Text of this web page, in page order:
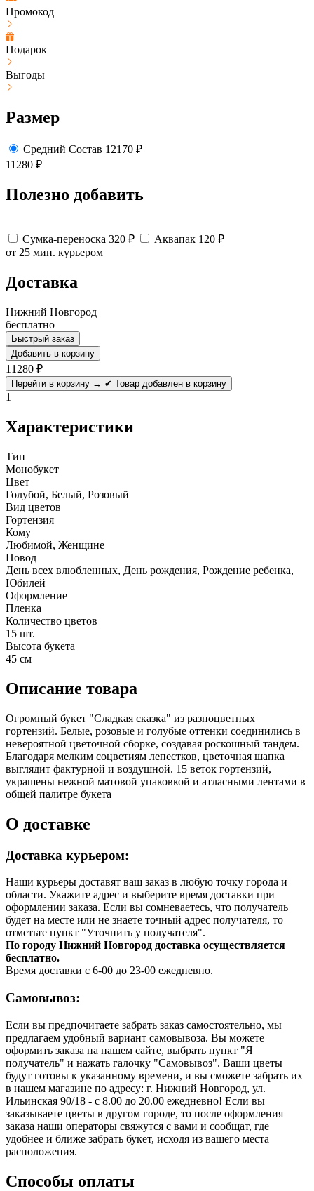
Промокод
Подарок
Выгоды
Размер
Средний Состав 12170 ₽
11280 ₽
Полезно добавить
Сумка-переноска 320 ₽ Аквапак 120 ₽
от 25 мин. курьером
Доставка
Нижний Новгород
бесплатно
Быстрый заказ
Добавить в корзину
11280 ₽
Перейти в корзину → ✔ Товар добавлен в корзину
1
Характеристики
Тип
Монобукет
Цвет
Голубой, Белый, Розовый
Вид цветов
Гортензия
Кому
Любимой, Женщине
Повод
День всех влюбленных, День рождения, Рождение ребенка,
Юбилей
Оформление
Пленка
Количество цветов
15 шт.
Высота букета
45 см
Описание товара
Огромный букет "Сладкая сказка" из разноцветных
гортензий. Белые, розовые и голубые оттенки соединились в
невероятной цветочной сборке, создавая роскошный тандем.
Благодаря мелким соцветиям лепестков, цветочная шапка
выглядит фактурной и воздушной. 15 веток гортензий,
украшены нежной матовой упаковкой и атласными лентами в
общей палитре букета
О доставке
Доставка курьером:
Наши курьеры доставят ваш заказ в любую точку города и
области. Укажите адрес и выберите время доставки при
оформлении заказа. Если вы сомневаетесь, что получатель
будет на месте или не знаете точный адрес получателя, то
отметьте пункт "Уточнить у получателя".
По городу Нижний Новгород доставка осуществляется
бесплатно.
Время доставки с 6-00 до 23-00 ежедневно.
Самовывоз:
Если вы предпочитаете забрать заказ самостоятельно, мы
предлагаем удобный вариант самовывоза. Вы можете
оформить заказа на нашем сайте, выбрать пункт "Я
получатель" и нажать галочку "Самовывоз". Ваши цветы
будут готовы к указанному времени, и вы сможете забрать их
в нашем магазине по адресу: г. Нижний Новгород, ул.
Ильинская 90/18 - с 8.00 до 20.00 ежедневно! Если вы
заказываете цветы в другом городе, то после оформления
заказа наши операторы свяжутся с вами и сообщат, где
удобнее и ближе забрать букет, исходя из вашего места
расположения.
Способы оплаты